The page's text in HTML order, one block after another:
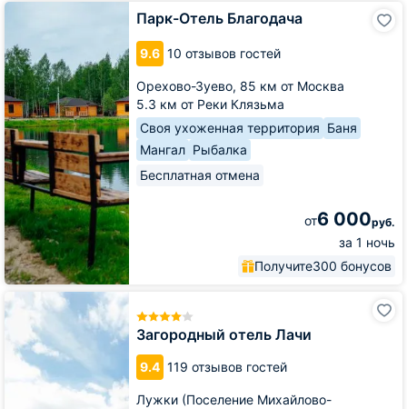
Парк-Отель Благодача
9.6 10 отзывов гостей
Орехово-Зуево, 85 км от Москва
5.3 км от Реки Клязьма
Своя ухоженная территория Баня
Мангал Рыбалка
Бесплатная отмена
от6 000руб.
за 1 ночь
Получите300 бонусов
Парк-
Благодача
Загородный отель Лачи
9.4 119 отзывов гостей
Лужки (Поселение Михайлово-
Загородный
отель